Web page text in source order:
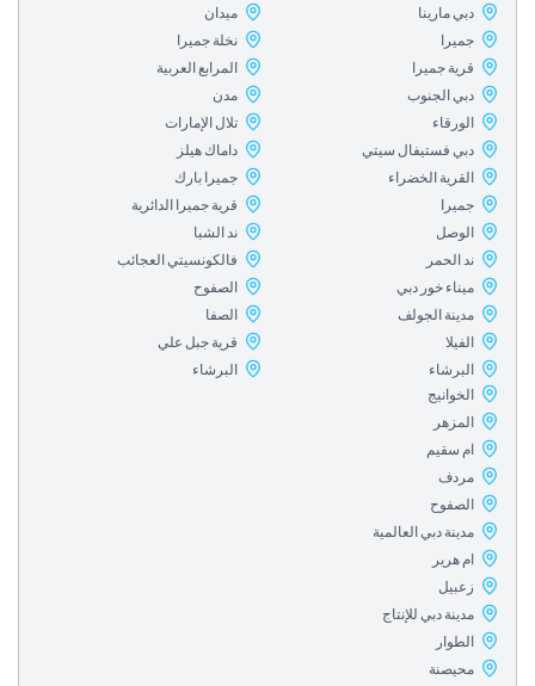
مارينا
جميرا
الجنوب
فستيفال سيتي
الخضراء
الحمر
خور دبي
الجولف
نخلة جميرا
المرابع العربية
تلال الإمارات
داماك هيلز
جميرا بارك
قرية جميرا الدائرية
فالكونسيتي العجائب
قرية جبل علي
البرشاء
سقيم
دبي العالمية
دبي للإنتاج